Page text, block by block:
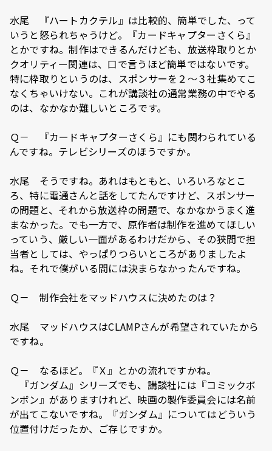
水尾 『ハートカクテル』は比較的、簡単でした、って
いうと怒られちゃうけど。『カードキャプターさくら』
とかですね。制作はできるんだけども、放送枠取りとか
クオリティー関連は、口で言うほど簡単ではないです。
特に枠取りというのは、スポンサーを２～３社集めてこ
なくちゃいけない。これが講談社の通常業務の中でやる
のは、なかなか難しいところです。
Ｑ－ 『カードキャプターさくら』にも関わられている
んですね。テレビシリーズのほうですか。
水尾 そうですね。あれはもともと、いろいろなとこ
ろ、特に電通さんと話をしてたんですけど、スポンサー
の問題と、それから放送枠の問題で、なかなかうまく進
まなかった。でも一方で、原作者は制作を進めてほしい
っていう、厳しい一面があるわけだから、その狭間で担
当者としては、やっぱりつらいところがありましたよ
ね。それで僕がいる間には決まらなかったんですね。
Ｑ－ 制作会社をマッドハウスに決めたのは？
水尾 マッドハウスはCLAMPさんが希望されていたから
ですね。
Ｑ－ なるほど。『Ｘ』とかの流れですかね。
『ガンダム』シリーズでも、講談社には『コミックボ
ンボン』がありますけれど、映画の製作委員会には名前
が出てこないですね。『ガンダム』についてはどういう
位置付けだったか、ご存じですか。